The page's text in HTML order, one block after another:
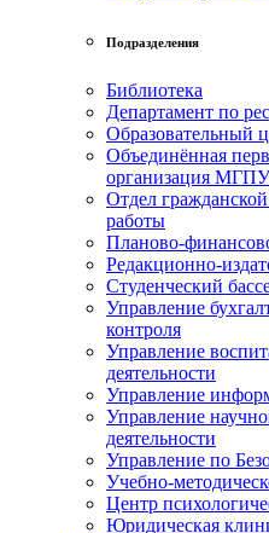
Подразделения
Библиотека
Департамент по
Образовательный
Объединённая
организация МГПУ
Отдел
работы
Планово-
Редакционно-
Студенческий
Управление
контроля
Управление
деятельности
Управление
Управление
деятельности
Управление по
Учебно-
Центр
Юридическая